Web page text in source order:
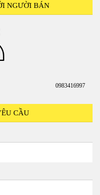
NGƯỜI BÁN
0983416997
CẦU